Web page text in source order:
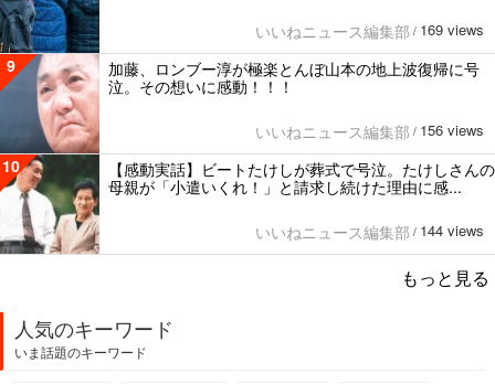
いいねニュース編集部 / 169 views
9
加藤、ロンブー淳が極楽とんぼ山本の地上波復帰に号
泣。その想いに感動！！！
いいねニュース編集部 / 156 views
10
【感動実話】ビートたけしが葬式で号泣。たけしさんの
母親が「小遣いくれ！」と請求し続けた理由に感...
いいねニュース編集部 / 144 views
もっと見る
人気のキーワード
いま話題のキーワード